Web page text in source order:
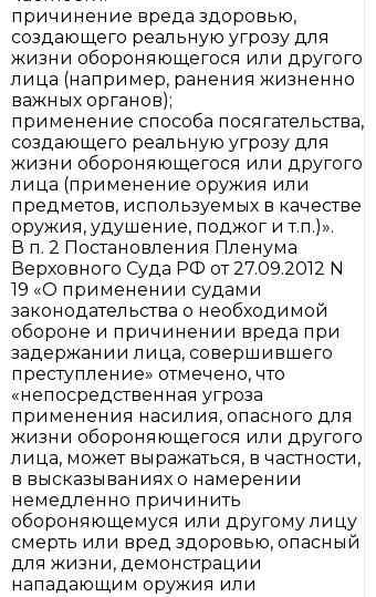
причинение вреда здоровью,
создающего реальную угрозу для
жизни обороняющегося или другого
лица (например, ранения жизненно
важных органов);
применение способа посягательства,
создающего реальную угрозу для
жизни обороняющегося или другого
лица (применение оружия или
предметов, используемых в качестве
оружия, удушение, поджог и т.п.)».
В п. 2 Постановления Пленума
Верховного Суда РФ от 27.09.2012 N
19 «О применении судами
законодательства о необходимой
обороне и причинении вреда при
задержании лица, совершившего
преступление» отмечено, что
«непосредственная угроза
применения насилия, опасного для
жизни обороняющегося или другого
лица, может выражаться, в частности,
в высказываниях о намерении
немедленно причинить
обороняющемуся или другому лицу
смерть или вред здоровью, опасный
для жизни, демонстрации
нападающим оружия или